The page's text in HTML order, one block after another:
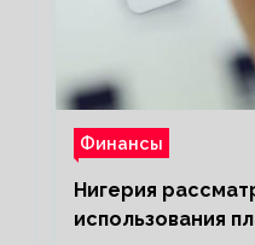
Финансы
Нигерия
использования